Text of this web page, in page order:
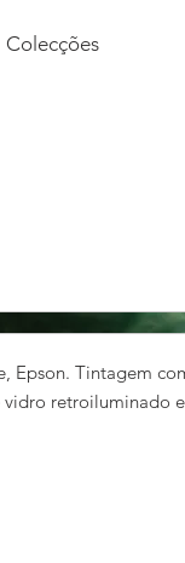
Colecções
Epson. Tintagem
vidro retroiluminado